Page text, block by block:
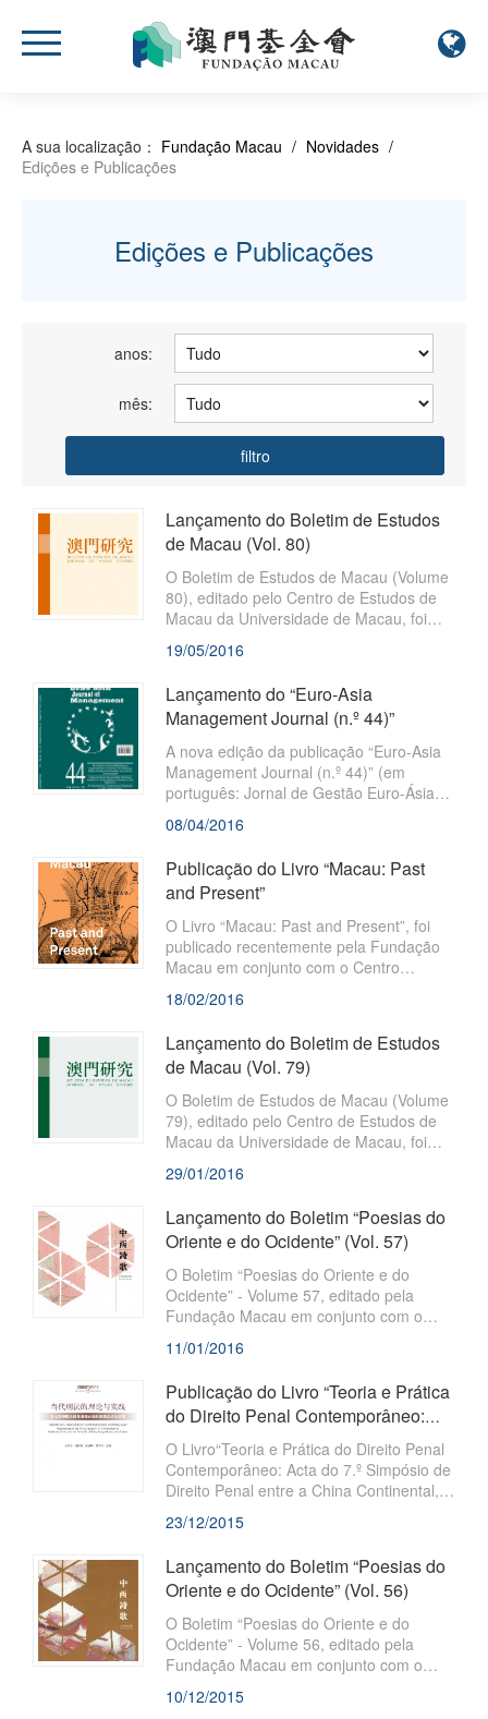
A sua localização： Fundação Macau / Novidades /
Edições e Publicações
Edições e Publicações
anos:
mês:
filtro
Lançamento do Boletim de Estudos
de Macau (Vol. 80)
O Boletim de Estudos de Macau (Volume
80), editado pelo Centro de Estudos de
Macau da Universidade de Macau, foi
recentemente publicado pela Fundação
Macau. Este Boletim, com o objectivo de
compila dissertações das áreas de
Ciências Humanas e Sociais, de autoria
de académicos locais e do exterior, no
sentido de estabelecer uma plataforma
para a expressão de diferentes
pensamentos académicos e impulsionar
o desenvolvimento e o
19/05/2016
Lançamento do “Euro-Asia
Management Journal (n.º 44)”
A nova edição da publicação “Euro-Asia
Management Journal (n.º 44)” (em
português: Jornal de Gestão Euro-Ásia),
foi lançada recentemente pela Fundação
Macau. Trata-se de um boletim anual em
apresentar os resultados académicos de
estudos realizados em torno do tema da
Gestão. Esta publicação presta
08/04/2016
Publicação do Livro “Macau: Past
and Present”
O Livro “Macau: Past and Present”, foi
publicado recentemente pela Fundação
Macau em conjunto com o Centro
Cientifico e Cultural de Macau e
distribuído, simultaneamente, em
18/02/2016
Lançamento do Boletim de Estudos
de Macau (Vol. 79)
O Boletim de Estudos de Macau (Volume
79), editado pelo Centro de Estudos de
Macau da Universidade de Macau, foi
recentemente publicado pela Fundação
Macau. Este Boletim, tem como objectivo
para tal, compila dissertações das áreas
de Ciências Humanas e Sociais, da
autoria de académicos locais e do
exterior, no
29/01/2016
Lançamento do Boletim “Poesias do
Oriente e do Ocidente” (Vol. 57)
O Boletim “Poesias do Oriente e do
Ocidente” - Volume 57, editado pela
Fundação Macau em conjunto com o
Comité de Criações da Associação dos
Escritores da Província de Guangdong e
foi recentemente publicado. O Boletim
adopta uma atitude liberta, tolerante e
aberta face à escrita e fornece uma
plataforma para dar a conhecer poetas
que se manifestam por si próprios,
através das suas escritas criativas de
poesias.
11/01/2016
Publicação do Livro “Teoria e Prática
do Direito Penal Contemporâneo:
acta do 7.º Simpósio de Direit...
O Livro“Teoria e Prática do Direito Penal
Contemporâneo: Acta do 7.º Simpósio de
Direito Penal entre a China Continental,
Hong Kong, Macau e Taiwan, que está
integrada na Colecção “Estudos sobre
Fundação Macau e Imprensa Académica
de Ciências Sociais (Social Sciences
Academic Press) e distribuído,
simultaneamente, no Interior da China e
Macau.
23/12/2015
Lançamento do Boletim “Poesias do
Oriente e do Ocidente” (Vol. 56)
O Boletim “Poesias do Oriente e do
Ocidente” - Volume 56, editado pela
Fundação Macau em conjunto com o
Comité de Criações da Associação dos
Escritores da Província de Guangdong e
10/12/2015